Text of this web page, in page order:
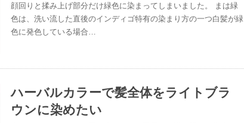
顔回りと揉み上げ部分だけ緑色に染まってしまいました。 まは緑
色は、洗い流した直後のインディゴ特有の染まり方の一つ白髪が緑
色に発色している場合…
ハーバルカラーで髪全体をライトブラ
ウンに染めたい